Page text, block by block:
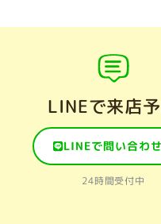
LINEで来店
LINEで問い合わ
24時間受付中